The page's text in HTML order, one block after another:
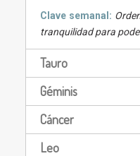
Clave semanal:
tranquilidad para
Tauro
Géminis
Cáncer
Leo